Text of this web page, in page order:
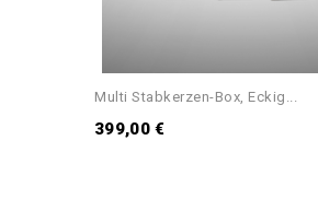
Multi Stabkerzen-Box, Eckig...
399,00 €